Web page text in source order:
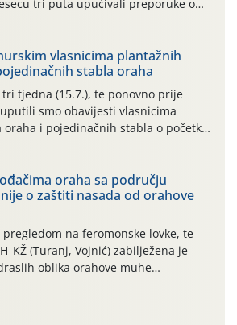
tri puta upućivali preporuke o
zaštite krizantema od najčešćih
i fito-fagnih grinja (23.7., 14.7.,
mjeseca je zabilježeno je
vruće meteorološko razdoblje, uz
[…]
vlasnicima plantažnih
stabla oraha
tjedna (15.7.), te ponovno prije
smo obavijesti vlasnicima
oraha i pojedinačnih stabla o početku
usmjerenog suzbijanja
completa)! Već dvanaest dana
“toplinski udar”, koji naročito
dana (31.7.-05.8.), jer najviše
[…]
oraha sa području
o zaštiti nasada od orahove
na feromonske lovke, te
(Turanj, Vojnić) zabilježena je
oblika orahove muhe
Niska brojnost može se objasniti
o mladim nasadima s vrlo malim